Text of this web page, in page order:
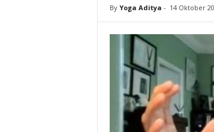
By Yoga Aditya - 14 Oktober